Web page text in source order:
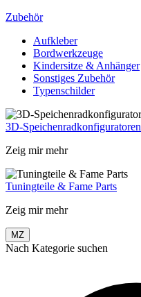
Zubehör
Aufkleber
Bordwerkzeuge
Kindersitze & Anhänger
Sonstiges Zubehör
Typenschilder
3D-Speichenradkonfiguratoren
Zeig mir mehr
Tuningteile & Fame Parts
Zeig mir mehr
MZ
Nach Kategorie suchen